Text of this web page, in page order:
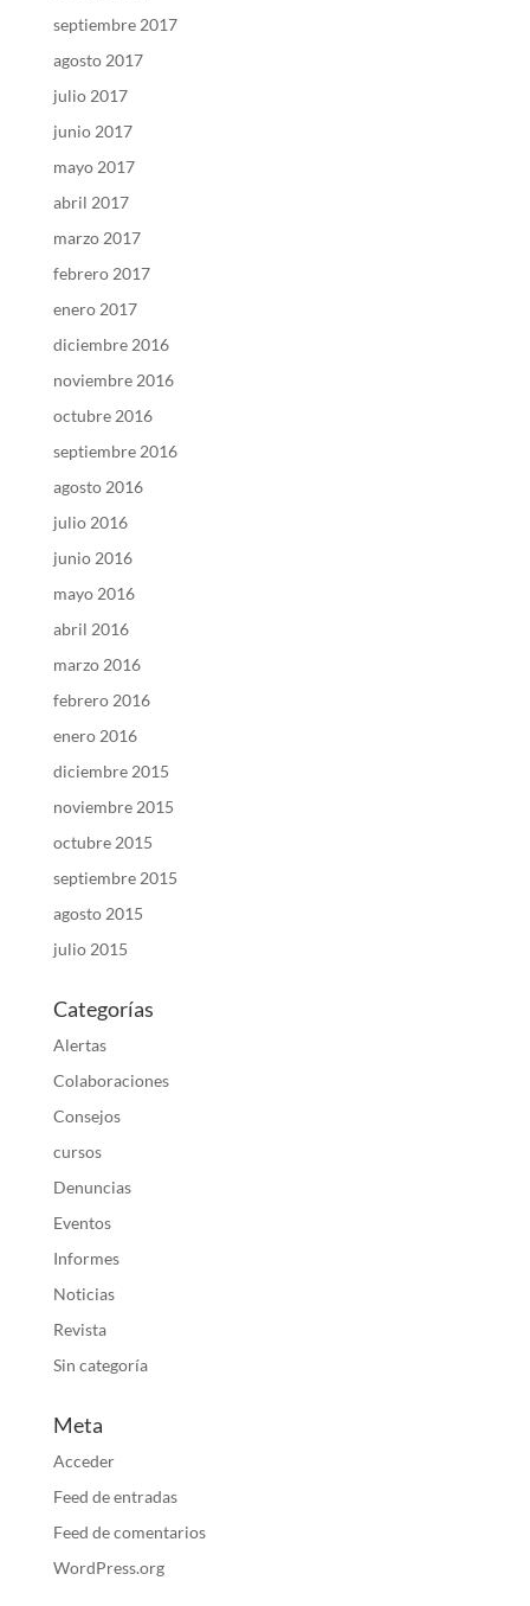
septiembre 2017
agosto 2017
julio 2017
junio 2017
mayo 2017
abril 2017
marzo 2017
febrero 2017
enero 2017
diciembre 2016
noviembre 2016
octubre 2016
septiembre 2016
agosto 2016
julio 2016
junio 2016
mayo 2016
abril 2016
marzo 2016
febrero 2016
enero 2016
diciembre 2015
noviembre 2015
octubre 2015
septiembre 2015
agosto 2015
julio 2015
Categorías
Alertas
Colaboraciones
Consejos
cursos
Denuncias
Eventos
Informes
Noticias
Revista
Sin categoría
Meta
Acceder
Feed de entradas
Feed de comentarios
WordPress.org